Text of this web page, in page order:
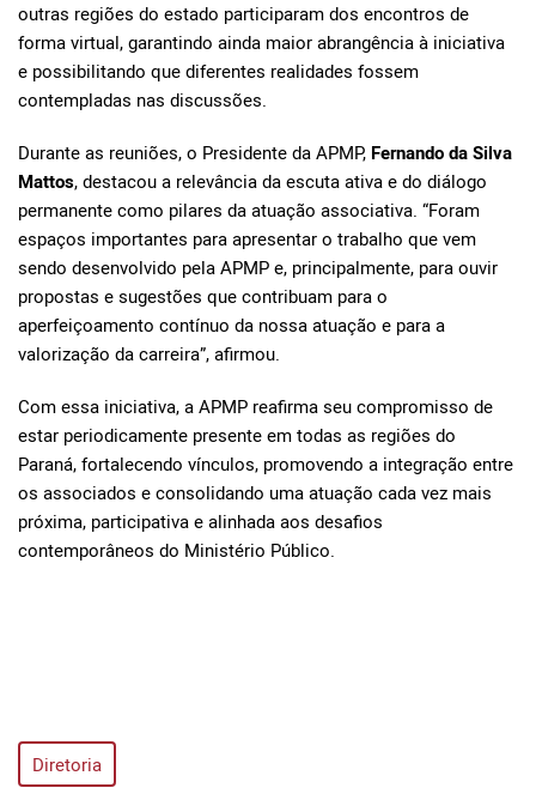
outras regiões do estado participaram dos encontros de
forma virtual, garantindo ainda maior abrangência à iniciativa
e possibilitando que diferentes realidades fossem
contempladas nas discussões.
Durante as reuniões, o Presidente da APMP, Fernando da Silva
Mattos, destacou a relevância da escuta ativa e do diálogo
permanente como pilares da atuação associativa. “Foram
espaços importantes para apresentar o trabalho que vem
sendo desenvolvido pela APMP e, principalmente, para ouvir
propostas e sugestões que contribuam para o
aperfeiçoamento contínuo da nossa atuação e para a
valorização da carreira”, afirmou.
Com essa iniciativa, a APMP reafirma seu compromisso de
estar periodicamente presente em todas as regiões do
Paraná, fortalecendo vínculos, promovendo a integração entre
os associados e consolidando uma atuação cada vez mais
próxima, participativa e alinhada aos desafios
contemporâneos do Ministério Público.
Diretoria